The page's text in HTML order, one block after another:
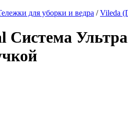
для уборки и ведра /Vileda
Система